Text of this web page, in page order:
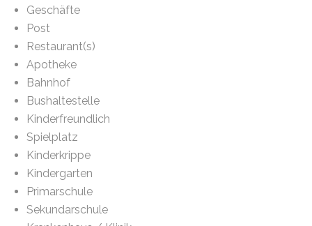
Geschäfte
Post
Restaurant(s)
Apotheke
Bahnhof
Bushaltestelle
Kinderfreundlich
Spielplatz
Kinderkrippe
Kindergarten
Primarschule
Sekundarschule